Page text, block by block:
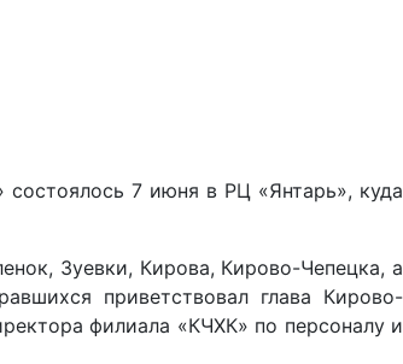
7 июня в РЦ «Янтарь», куда
Зуевки, Кирова, Кирово-Чепецка, а
приветствовал глава Кирово-
филиала «КЧХК» по персоналу и